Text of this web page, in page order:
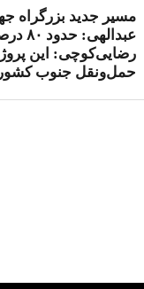
مسیر جدید بزرگراه
رضایی‌کوچی: این
حمل‌ونقل جنوب کشور